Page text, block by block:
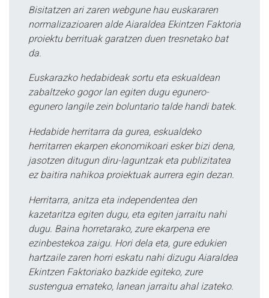
Bisitatzen ari zaren webgune hau euskararen
normalizazioaren alde Aiaraldea Ekintzen Faktoria
proiektu berrituak garatzen duen tresnetako bat
da.
Euskarazko hedabideak sortu eta eskualdean
zabaltzeko gogor lan egiten dugu egunero-
egunero langile zein boluntario talde handi batek.
Hedabide herritarra da gurea, eskualdeko
herritarren ekarpen ekonomikoari esker bizi dena,
jasotzen ditugun diru-laguntzak eta publizitatea
ez baitira nahikoa proiektuak aurrera egin dezan.
Herritarra, anitza eta independentea den
kazetaritza egiten dugu, eta egiten jarraitu nahi
dugu. Baina horretarako, zure ekarpena ere
ezinbestekoa zaigu. Hori dela eta, gure edukien
hartzaile zaren horri eskatu nahi dizugu Aiaraldea
Ekintzen Faktoriako bazkide egiteko, zure
sustengua emateko, lanean jarraitu ahal izateko.